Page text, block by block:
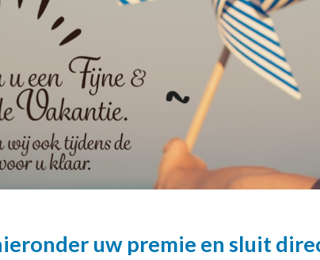
uw premie en sluit